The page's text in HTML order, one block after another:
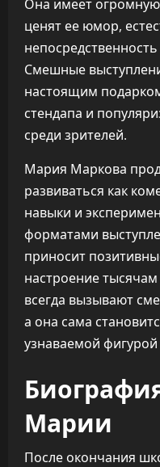
Она имеет
ценят ее юмор,
Смешные
настоящим
стендапа и
среди зрителей.
Мария Маркова
развиваться как
навыки и
форматами
приносит
настроение
всегда вызывают
а она сама
узнаваемой
Марии
После окончания